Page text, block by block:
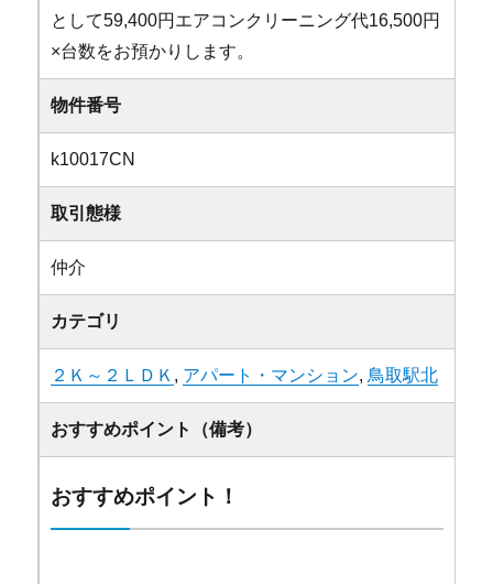
として59,400円エアコンクリーニング代16,500円
×台数をお預かりします。
物件番号
k10017CN
取引態様
仲介
カテゴリ
２Ｋ～２ＬＤＫ , アパート・マンション, 鳥取駅北
おすすめポイント（備考）
おすすめポイント！